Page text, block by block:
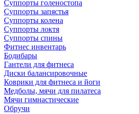
Суппорты голеностопа
Суппорты запястья
Суппорты колена
Суппорты локтя
Суппорты спины
Фитнес инвентарь
Бодибары
Гантели для фитнеса
Диски балансировочные
Коврики для фитнеса и йоги
Медболы, мячи для пилатеса
Мячи гимнастические
Обручи